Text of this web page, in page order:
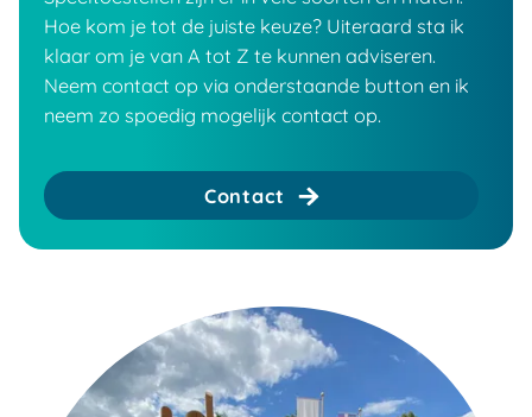
Hoe kom je tot de juiste keuze? Uiteraard sta ik
klaar om je van A tot Z te kunnen adviseren.
Neem contact op via onderstaande button en ik
neem zo spoedig mogelijk contact op.
Contact